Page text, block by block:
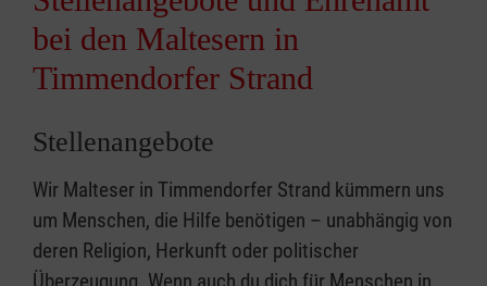
bei den Maltesern in
Timmendorfer Strand
Stellenangebote
Wir Malteser in Timmendorfer Strand kümmern uns
um Menschen, die Hilfe benötigen – unabhängig von
deren Religion, Herkunft oder politischer